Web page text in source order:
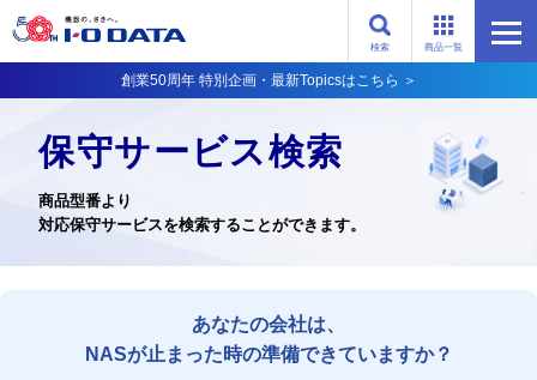
商品一覧
検索
創業50周年 特別企画・最新Topicsはこちら ＞
保守サービス検索
商品型番より
対応保守サービスを検索することができます。
あなたの会社は、
NASが止まった時の準備できていますか？